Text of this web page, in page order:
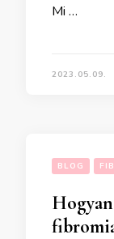
Mi …
2023.05.09.
BLOG